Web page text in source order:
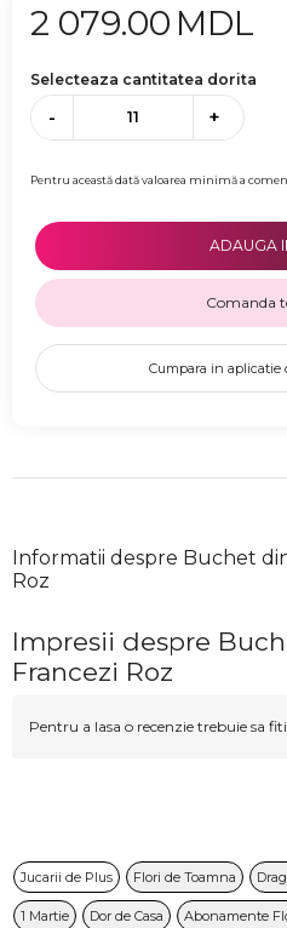
2 079.00 MDL
Selecteaza cantitatea dorita
- +
Pentru această dată valoarea minimă a
ADAUGA
Comanda
Cumpara in aplicatie
Informatii despre Buchet
Roz
Impresii despre
Francezi Roz
Pentru a lasa o recenzie trebuie sa
Jucarii de Plus Flori de Toamna
1 Martie Dor de Casa Abonamente